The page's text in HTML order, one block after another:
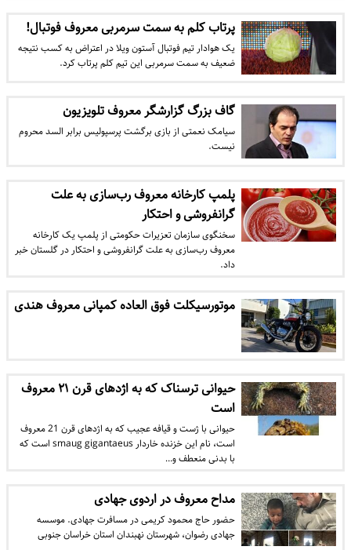
پرتاب کلم به سمت سرمربی معروف فوتبال!
یک هوادار تیم فوتبال آستون ویلا در اعتراض به کسب نتیجه
ضعیف به سمت سرمربی این تیم کلم پرتاب کرد.
گاف بزرگ گزارشگر معروف تلویزیون
سیامک نعمتی از بازی برگشت پرسپولیس برابر السد محروم
نیست.
پلمپ کارخانه معروف رب‌سازی به علت
گرانفروشی و احتکار
سخنگوی سازمان تعزیرات حکومتی از پلمپ یک کارخانه
معروف رب‌سازی به علت گرانفروشی و احتکار در گلستان خبر
داد.
موتورسیکلت فوق العاده کمپانی معروف هندی
حیوانی ترسناک که به اژدهای قرن ۲۱ معروف
است
حیوانی با ژست و قیافه عجیب که به اژدهای قرن 21 معروف
است، نام این خزنده خاردار smaug gigantaeus است که
با بدنی منعطف و…
مداح معروف در اردوی جهادی
حضور حاج محمود کریمی در مسافرت جهادی. موسسه
جهادی رضوان، شهرستان نهبندان استان خراسان جنوبی